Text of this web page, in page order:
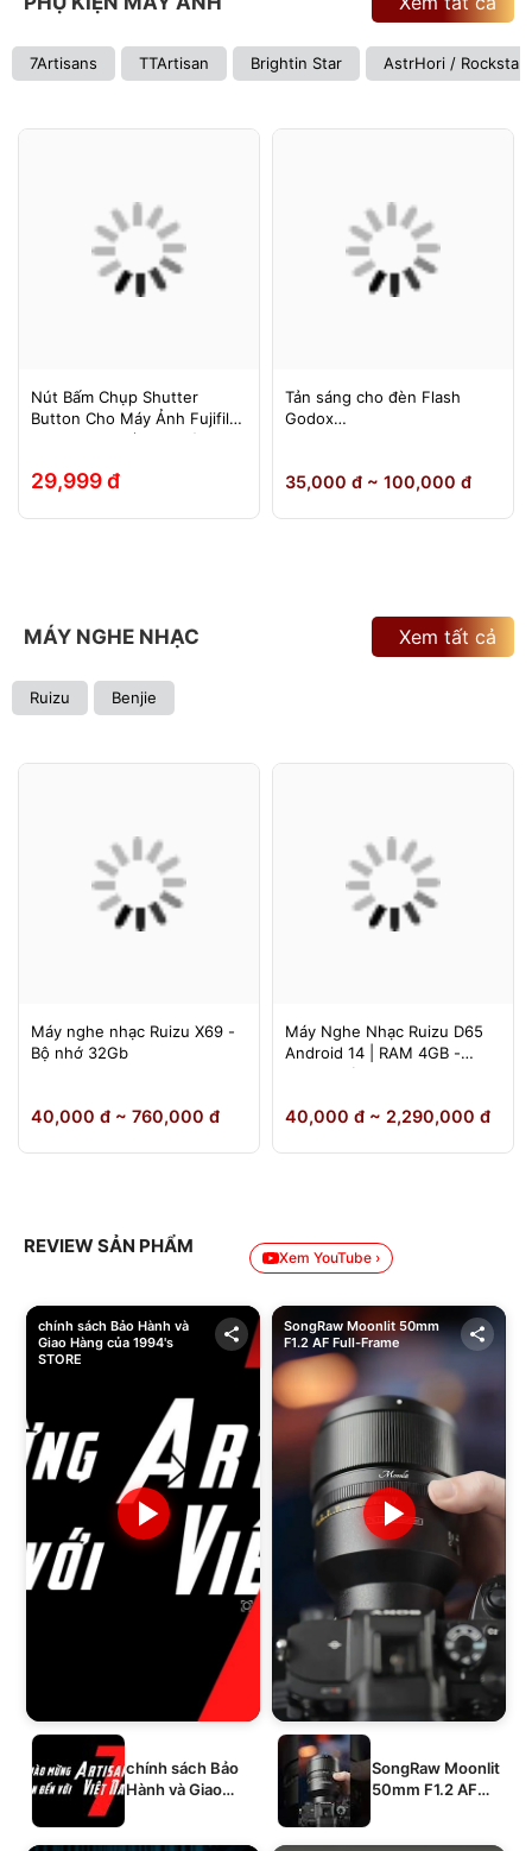
7Artisans TTArtisan Brightin Star AstrHori / Rockstar
Nút Bấm Chụp Shutter
Button Cho Máy Ảnh Fujifilm
Leica Contax (Ren Xoáy)
29,999 đ
Tản sáng cho đèn Flash
Godox
860III, Yongnuo 560II/565EX,
35,000 đ ~ 100,000 đ
MÁY NGHE NHẠC
Ruizu Benjie
Xem tất cả
Máy nghe nhạc Ruizu X69 -
Bộ nhớ 32Gb
40,000 đ ~ 760,000 đ
Máy Nghe Nhạc Ruizu D65
Android 14 | RAM 4GB -
64GB Chính Hãng
40,000 đ ~ 2,290,000 đ
REVIEW SẢN PHẨM
Xem YouTube ›
chính sách Bảo Hành và
Giao Hàng của 1994's
STORE
chính sách Bảo
Hành và Giao
SongRaw Moonlit 50mm
F1.2 AF Full-Frame
SongRaw Moonlit
50mm F1.2 AF